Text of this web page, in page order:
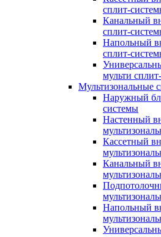
сплит-
Канальный
сплит-
Напольный
сплит-
мульти
Мультизональные
Наружный
системы
Настенный
Кассетный
Канальный
Напольный